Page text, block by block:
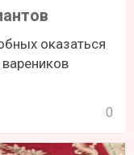
оказаться
0